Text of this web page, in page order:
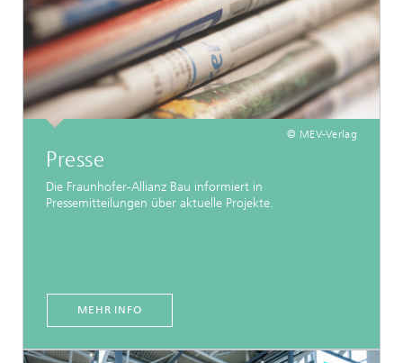
© MEV-Verlag
Presse
Die Fraunhofer-Allianz Bau informiert in
Pressemitteilungen über aktuelle Projekte.
MEHR INFO